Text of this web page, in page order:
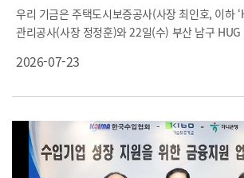
우리 기금은 주택도시보증공사(사장 최인호, 이하
관리공사(사장 정정훈)와 22일(수) 부산 남구
결했습니다.
2026-07-23